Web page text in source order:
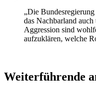
„Die
das Nachbarland
Aggression sind
aufzuklären, welche
Weiterführende